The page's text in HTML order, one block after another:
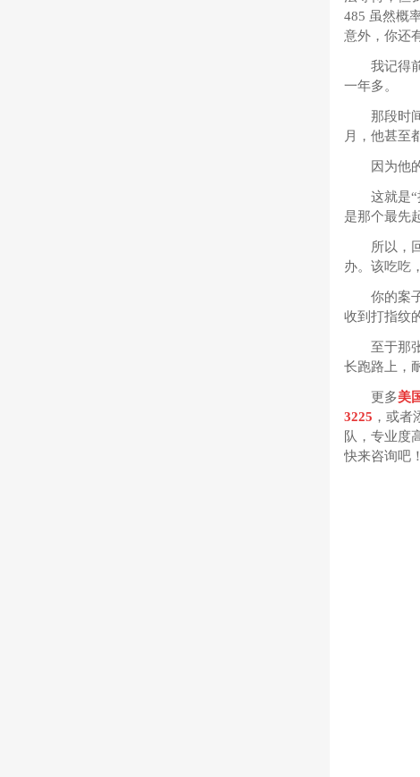
485 虽然概
意外，你还
我记得
一年多。
那段时
月，他甚至
因为他
这就是
是那个最先
所以，
办。该吃吃
你的案
收到打指纹
至于那
长跑路上，
更多美
3225 ，或者
队，专业度
快来咨询吧！